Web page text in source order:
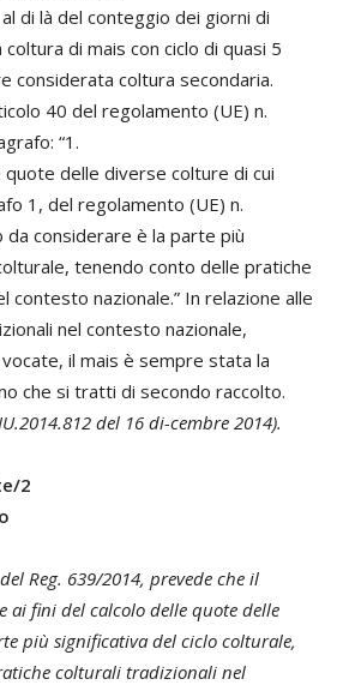
di là del conteggio dei giorni di
di mais con ciclo di quasi 5
considerata coltura secondaria.
40 del regolamento (UE) n.
“1.
quote delle diverse colture di cui
1, del regolamento (UE) n.
considerare è la parte più
tenendo conto delle pratiche
contesto nazionale.” In relazione alle
nel contesto nazionale,
il mais è sempre stata la
che si tratti di secondo raccolto.
del 16 di-cembre 2014).
2
Reg. 639/2014, prevede che il
ai fini del calcolo delle quote delle
più significativa del ciclo colturale,
colturali tradizionali nel